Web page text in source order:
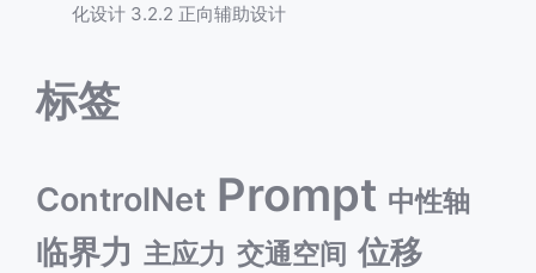
化设计 3.2.2 正向辅助设计
标签
ControlNet Prompt 中性轴
临界力 主应力 交通空间 位移